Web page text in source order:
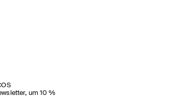
um 10 %